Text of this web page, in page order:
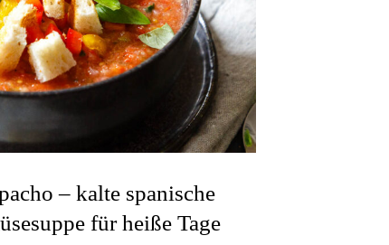
– kalte spanische
für heiße Tage